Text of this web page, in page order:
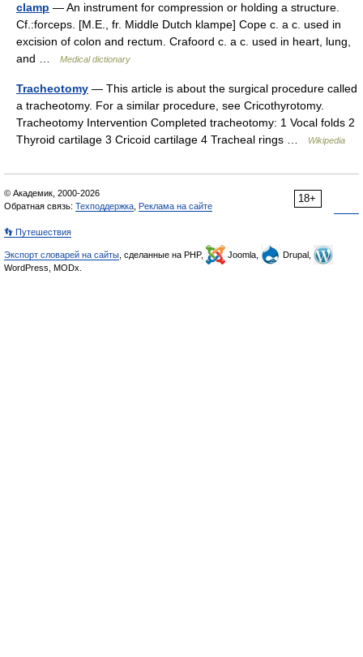
clamp — An instrument for compression or holding a structure.
Cf.:forceps. [M.E., fr. Middle Dutch klampe] Cope c. a c. used in
excision of colon and rectum. Crafoord c. a c. used in heart, lung,
and …
Medical dictionary
Tracheotomy — This article is about the surgical procedure called
a tracheotomy. For a similar procedure, see Cricothyrotomy.
Tracheotomy Intervention Completed tracheotomy: 1 Vocal folds 2
Thyroid cartilage 3 Cricoid cartilage 4 Tracheal rings …
Wikipedia
18+
© Академик, 2000-2026
Обратная связь: Техподдержка Реклама на сайте
👣 Путешествия
Экспорт словарей на сайты , сделанные на PHP, Joomla,
Drupal,
WordPress, MODx.